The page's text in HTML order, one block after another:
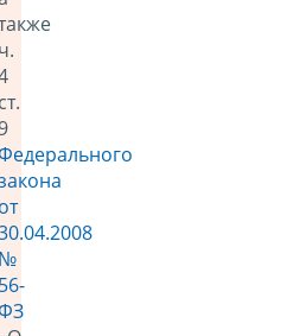
ч.
ст.
от
№
56-